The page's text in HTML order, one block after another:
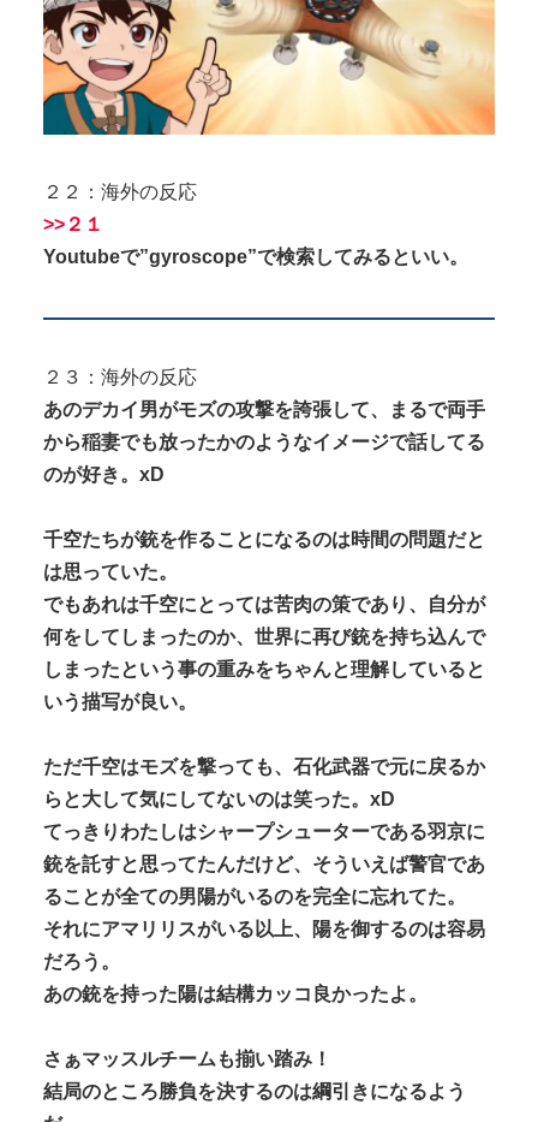
２２：海外の反応
>>２１
Youtubeで”gyroscope”で検索してみるといい。
２３：海外の反応
あのデカイ男がモズの攻撃を誇張して、まるで両手
から稲妻でも放ったかのようなイメージで話してる
のが好き。xD
千空たちが銃を作ることになるのは時間の問題だと
は思っていた。
でもあれは千空にとっては苦肉の策であり、自分が
何をしてしまったのか、世界に再び銃を持ち込んで
しまったという事の重みをちゃんと理解していると
いう描写が良い。
ただ千空はモズを撃っても、石化武器で元に戻るか
らと大して気にしてないのは笑った。xD
てっきりわたしはシャープシューターである羽京に
銃を託すと思ってたんだけど、そういえば警官であ
ることが全ての男陽がいるのを完全に忘れてた。
それにアマリリスがいる以上、陽を御するのは容易
だろう。
あの銃を持った陽は結構カッコ良かったよ。
さぁマッスルチームも揃い踏み！
結局のところ勝負を決するのは綱引きになるよう